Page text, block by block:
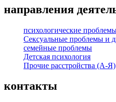
направления
психологические
Сексуальные проблемы и
семейные проблемы
Детская психология
Прочие расстройства (А-Я)
контакты